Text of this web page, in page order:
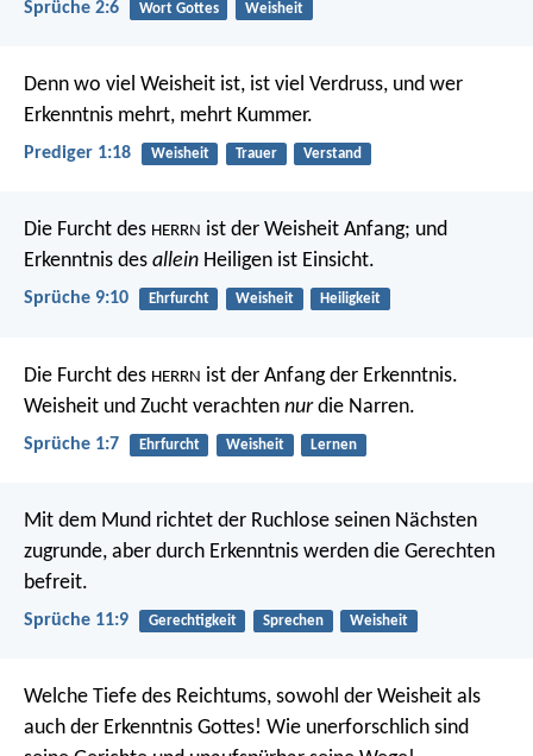
Sprüche 2:6 Wort Gottes Weisheit
Denn wo viel Weisheit ist, ist viel Verdruss, und wer
Erkenntnis mehrt, mehrt Kummer.
Prediger 1:18 Weisheit Trauer Verstand
Die Furcht des HERRN ist der Weisheit Anfang; und
Erkenntnis des allein Heiligen ist Einsicht.
Sprüche 9:10 Ehrfurcht Weisheit Heiligkeit
Die Furcht des HERRN ist der Anfang der Erkenntnis.
Weisheit und Zucht verachten nurdie Narren.
Sprüche 1:7 Ehrfurcht Weisheit Lernen
Mit dem Mund richtet der Ruchlose seinen Nächsten
zugrunde, aber durch Erkenntnis werden die Gerechten
befreit.
Sprüche 11:9 Gerechtigkeit Sprechen Weisheit
Welche Tiefe des Reichtums, sowohl der Weisheit als
auch der Erkenntnis Gottes! Wie unerforschlich sind